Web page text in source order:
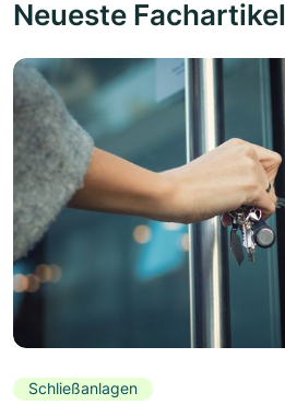
Neueste Fachartikel
Schließanlagen